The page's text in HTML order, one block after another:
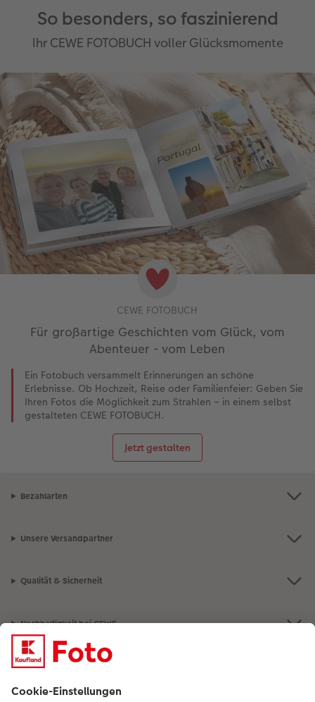
So besonders, so faszinierend
Ihr CEWE FOTOBUCH voller Glücksmomente
CEWE FOTOBUCH
Für großartige Geschichten vom Glück, vom
Abenteuer - vom Leben
Ein Fotobuch versammelt Erinnerungen an schöne
Erlebnisse. Ob Hochzeit, Reise oder Familienfeier: Geben Sie
Ihren Fotos die Möglichkeit zum Strahlen – in einem selbst
gestalteten CEWE FOTOBUCH.
Jetzt gestalten
Bezahlarten
Unsere Versandpartner
Qualität & Sicherheit
Nachhaltigkeit bei CEWE
Mein Fotoservice